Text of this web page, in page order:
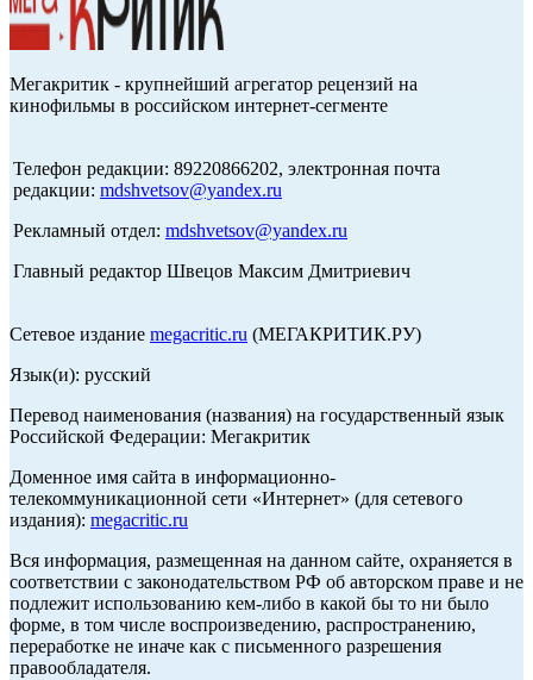
Мегакритик - крупнейший агрегатор рецензий на
кинофильмы в российском интернет-сегменте
Телефон редакции: 89220866202, электронная почта
редакции: mdshvetsov@yandex.ru
Рекламный отдел: mdshvetsov@yandex.ru
Главный редактор Швецов Максим Дмитриевич
Сетевое издание megacritic.ru (МЕГАКРИТИК.РУ)
Язык(и): русский
Перевод наименования (названия) на государственный язык
Российской Федерации: Мегакритик
Доменное имя сайта в информационно-
телекоммуникационной сети «Интернет» (для сетевого
издания): megacritic.ru
Вся информация, размещенная на данном сайте, охраняется в
соответствии с законодательством РФ об авторском праве и не
подлежит использованию кем-либо в какой бы то ни было
форме, в том числе воспроизведению, распространению,
переработке не иначе как с письменного разрешения
правообладателя.